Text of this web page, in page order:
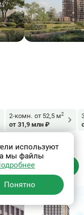
2-комн. от 52,5 м2
от 31,9 млн ₽
“Донстрой” в
собой миниатюрой...
используют
а мы файлы
Понятно